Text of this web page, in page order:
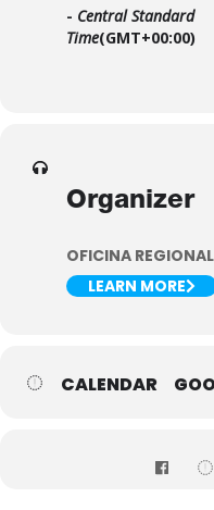
- Central Standard
Time(GMT+00:00)
Organizer
OFICINA
LEARN MORE
CALENDAR